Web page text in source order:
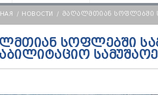
НОВОСТИ ᲛᲐᲦᲐᲚᲛᲗᲘᲐᲜ ᲡᲝᲤᲚᲔᲑᲨᲘ
ᲡᲝᲤᲚᲔᲑᲨᲘ